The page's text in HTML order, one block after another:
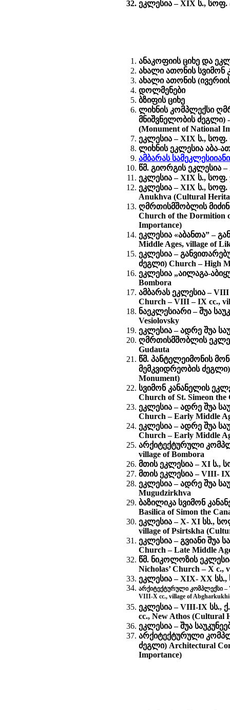
ეკლესია – XIX ს., სოფ.
ანაკოფიის ციხე და
ახალი ათონის სვიმონ
ახალი ათონის
დოლმენები
ბზიფის ციხე
ლიხნის კომპლექსი
მნიშვნელობის ძეგლი) -
(Monument of National
ეკლესია – XIX ს., სოფ.
ლიხნის ეკლესია აბა-
ამბარას
წმ. გიორგის ეკლესია –
ეკლესია – XIX ს., სოფ.
ეკლესია – XIX ს., სოფ.
Anukhva (Cultural
ღმრთისმშობლის
Church of the Dormition
Importance)
ეკლესია «აბანთა” –
Middle Ages, village of
ეკლესია –
ძეგლი) Church – High
ეკლესია „აილაგა-
Bombora
ამბარას ეკლესია –
Church – VIII – IX cc.,
ნაეკლესიარი – შუა
Vesiolovsky
ეკლესია – ადრე შუა
ღმრთისმშობლის
Gudauta
წმ. პანტელეიმონის
მემკვიდრეობის ძეგლი)
Monument)
სვიმონ კანანელის
Church of St. Simeon
ეკლესია – ადრე შუა
Church – Early Middle
ეკლესია – ადრე შუა
Church – Early Middle
არქიტექტურული
village of Bombora
მთის ეკლესია – XI ს.,
მთის ეკლესია – VIII-
ეკლესია – ადრე შუა
Mugudzirkhva
ბაზილიკა სვიმონ
Basilica of Simon the
ეკლესია – X- XI სს.,
village of Psirtskha
ეკლესია – გვიანი შუა
Church – Late Middle
წმ. ნიკოლოზის
Nicholas’ Church – X
ეკლესია – XIX- XX სს.,
არქიტექტურული კომპლექსი –
VIII-X cc., village of
ეკლესია – VIII-IX სს.,
cc., New Athos (Cultural
ეკლესია – შუა
არქიტექტურული
ძეგლი) Architectural
Importance)